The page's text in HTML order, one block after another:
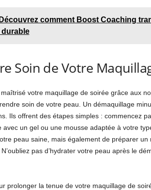
Découvrez comment Boost Coaching
Soin de Votre
votre maquillage de soirée grâce aux
soin de votre peau. Un démaquillage
Ils offrent des étapes simples : commencez
avec un gel ou une mousse adaptée à votre
peau saine, mais également de préparer
pas d’hydrater votre peau après le
prolonger la tenue de votre maquillage de